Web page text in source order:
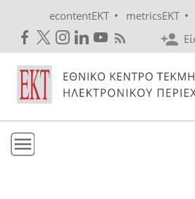
econtentEKT • metricsEKT •